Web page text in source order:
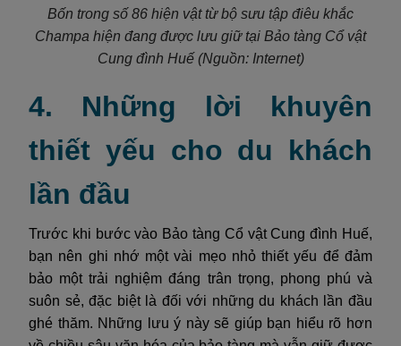
Bốn trong số 86 hiện vật từ bộ sưu tập điêu khắc
Champa hiện đang được lưu giữ tại Bảo tàng Cổ vật
Cung đình Huế (Nguồn: Internet)
4. Những lời khuyên
thiết yếu cho du khách
lần đầu
Trước khi bước vào Bảo tàng Cổ vật Cung đình Huế,
bạn nên ghi nhớ một vài mẹo nhỏ thiết yếu để đảm
bảo một trải nghiệm đáng trân trọng, phong phú và
suôn sẻ, đặc biệt là đối với những du khách lần đầu
ghé thăm. Những lưu ý này sẽ giúp bạn hiểu rõ hơn